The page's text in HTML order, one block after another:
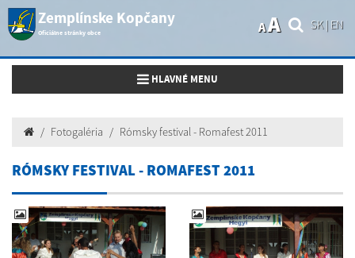
Zemplínske Kopčany
Oficiálne stránky obce
SK| EN
AA
Toggle navigation
HLAVNÉ MENU
Fotogaléria Rómsky festival - Romafest 2011
RÓMSKY FESTIVAL - ROMAFEST 2011